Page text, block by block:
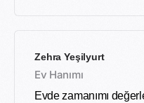
Zehra Yeşilyurt
Ev Hanımı
Evde zamanımı